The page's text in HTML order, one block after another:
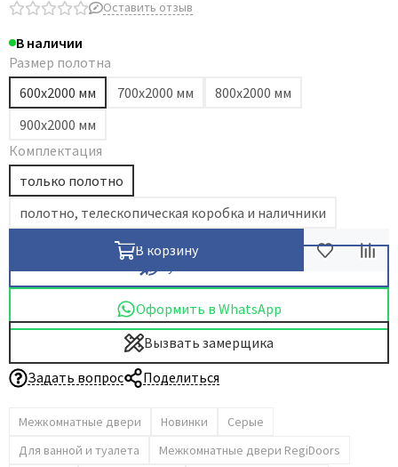
Bussare
Comaglio
Comit
Covali
Dircode
Eclisse
El Porta
Fratelli Cattini
Fuaro
Griffwerk
HSU
Kapelli
Оставить отзыв
В наличии
Размер полотна
600х2000 мм
700х2000 мм
800х2000 мм
900х2000 мм
Комплектация
только полотно
полотно, телескопическая коробка и наличники
В корзину
Оформить в WhatsApp
Вызвать замерщика
Задать вопрос
Поделиться
Межкомнатные двери Новинки
Серые
Для ванной и туалета
Межкомнатные двери RegiDoors